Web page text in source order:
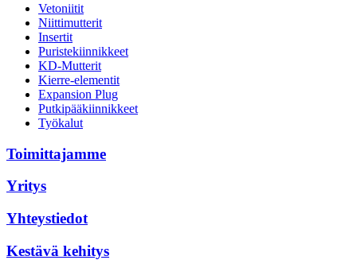
Vetoniitit
Niittimutterit
Insertit
Puristekiinnikkeet
KD-Mutterit
Kierre-elementit
Expansion Plug
Putkipääkiinnikkeet
Työkalut
Toimittajamme
Yritys
Yhteystiedot
Kestävä kehitys